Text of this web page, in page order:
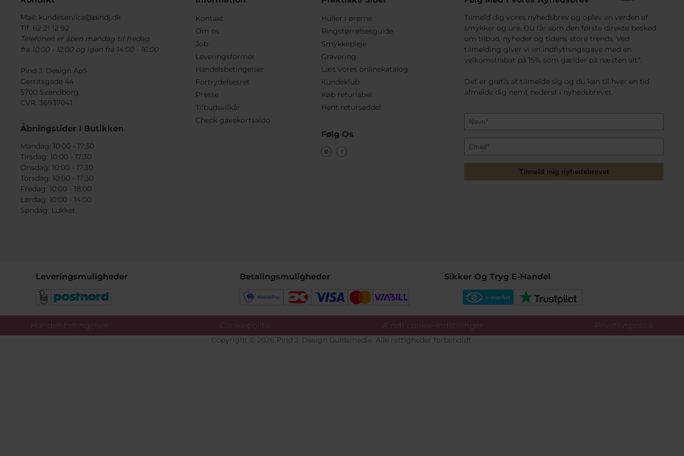
Mail: kundeservice@pindj.dk
Tlf. 62 21 12 92
Telefonen er åben mandag til fredag
fra 10:00 - 12:00 og igen fra 14:00 - 16:00
Pind J. Design ApS
Gerritsgade 44
5700 Svendborg
CVR. 36937041
Åbningstider I Butikken
Mandag: 10:00 - 17:30
Tirsdag: 10:00 - 17:30
Onsdag: 10:00 - 17:30
Torsdag: 10:00 - 17:30
Fredag: 10:00 - 18:00
Lørdag: 10:00 - 14:00
Søndag: Lukket
Kontakt
Om os
Job
Leveringsformer
Handelsbetingelser
Fortrydelsesret
Presse
Tilbudsvilkår
Check gavekortsaldo
Huller i ørerne
Ringstørrelsesguide
Smykkepleje
Gravering
Læs vores onlinekatalog
Kundeklub
Køb returlabel
Hent returseddel
Følg Os
Tilmeld dig vores nyhedsbrev og oplev en verden af
smykker og ure. Du får som den første direkte besked
om tilbud, nyheder og tidens store trends. Ved
tilmelding giver vi en indflytningsgave med en
velkomstrabat på 15% som gælder på næsten alt*.
Det er gratis at tilmelde sig og du kan til hver en tid
afmelde dig nemt nederst i nyhedsbrevet.
Tilmeld mig nyhedsbrevet
Leveringsmuligheder Betalingsmuligheder Sikker Og Tryg E-Handel
Handelsbetingelser Cookiepolitik Ændr cookie-indstillinger Privatlivspolitik
Copyright © 2026 Pind J. Design Guldsmedie. Alle rettigheder forbeholdt.